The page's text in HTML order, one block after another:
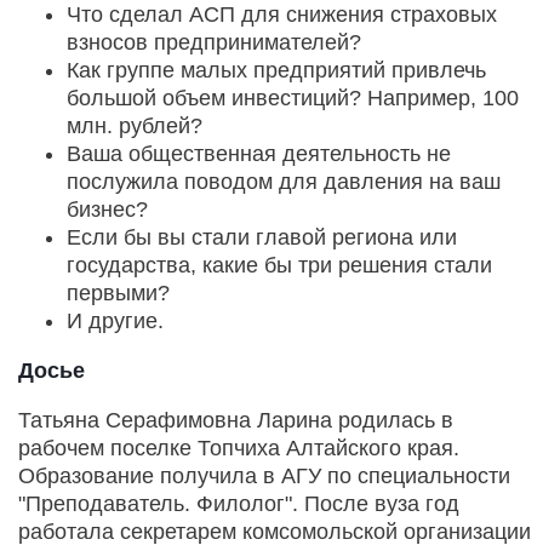
Что сделал АСП для снижения страховых
взносов предпринимателей?
Как группе малых предприятий привлечь
большой объем инвестиций? Например, 100
млн. рублей?
Ваша общественная деятельность не
послужила поводом для давления на ваш
бизнес?
Если бы вы стали главой региона или
государства, какие бы три решения стали
первыми?
И другие.
Досье
Татьяна Серафимовна Ларина родилась в
рабочем поселке Топчиха Алтайского края.
Образование получила в АГУ по специальности
"Преподаватель. Филолог". После вуза год
работала секретарем комсомольской организации